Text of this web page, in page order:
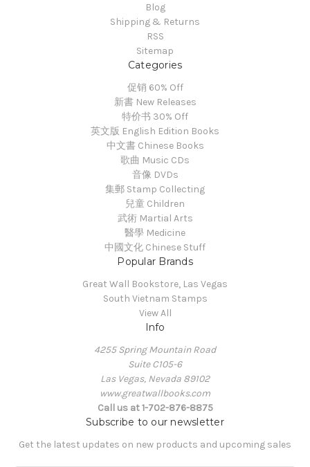
Blog
Shipping & Returns
RSS
Sitemap
Categories
促销 60% Off
新書 New Releases
特价书 30% Off
英文版 English Edition Books
中文書 Chinese Books
歌曲 Music CDs
音像 DVDs
集郵 Stamp Collecting
兒童 Children
武術 Martial Arts
醫學 Medicine
中國文化 Chinese Stuff
Popular Brands
Great Wall Bookstore, Las Vegas
South Vietnam Stamps
View All
Info
4255 Spring Mountain Road
Suite C105-6
Las Vegas, Nevada 89102
www.greatwallbooks.com
Call us at 1-702-876-8875
Subscribe to our newsletter
Get the latest updates on new products and upcoming sales